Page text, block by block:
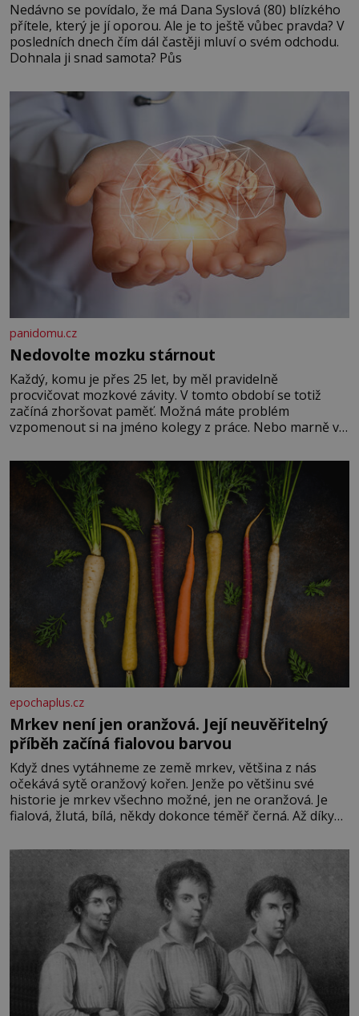
Nedávno se povídalo, že má Dana Syslová (80) blízkého
přítele, který je jí oporou. Ale je to ještě vůbec pravda? V
posledních dnech čím dál častěji mluví o svém odchodu.
Dohnala ji snad samota? Půs
panidomu.cz
Nedovolte mozku stárnout
Každý, komu je přes 25 let, by měl pravidelně
procvičovat mozkové závity. V tomto období se totiž
začíná zhoršovat paměť. Možná máte problém
vzpomenout si na jméno kolegy z práce. Nebo marně v
Je to opravdu tak, s věkem jako kdyby se paměť
rozhodla stávkovat. Cvičte
epochaplus.cz
Mrkev není jen oranžová. Její neuvěřitelný
příběh začíná fialovou barvou
Když dnes vytáhneme ze země mrkev, většina z nás
očekává sytě oranžový kořen. Jenže po většinu své
historie je mrkev všechno možné, jen ne oranžová. Je
fialová, žlutá, bílá, někdy dokonce téměř černá. Až díky
bez které si českou zahradu ani nedokážeme představit.